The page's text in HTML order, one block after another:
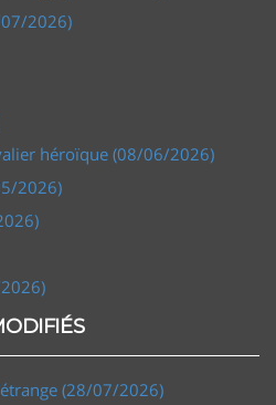
2026)
héroïque (08/06/2026)
2026)
(28/07/2026)